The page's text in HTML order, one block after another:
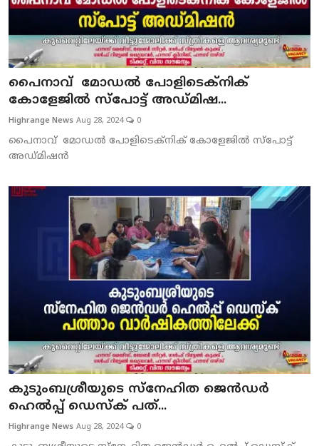
SPORTS
MURIKKASSERY
പൈനാവ് മോഡല്‍ പോളിടെക്‌നിക്
കോളേജില്‍ സ്‌പോട്ട് അഡ്മിഷ...
Highrange News Aug 28, 2024 0
പൈനാവ് മോഡല്‍ പോളിടെക്‌നിക് കോളേജില്‍ സ്‌പോട്ട്
അഡ്മിഷന്‍
കുടുംബശ്രീയുടെ സ്‌നേഹിത ജെന്‍ഡര്‍
ഹെല്‍പ്പ് ഡെസ്‌ക് പത്...
Highrange News Aug 28, 2024 0